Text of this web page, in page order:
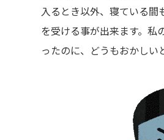
入るとき以外、寝ている間
を受ける事が出来ます。
ったのに、どうもおかしい